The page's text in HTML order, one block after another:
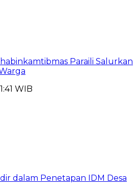
Paraili Salurkan
WIB
dalam Penetapan IDM Desa